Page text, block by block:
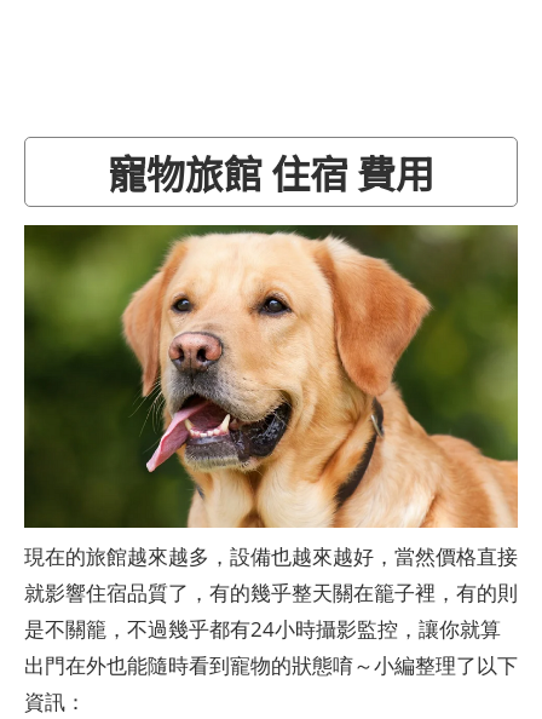
寵物旅館 住宿 費用
現在的旅館越來越多，設備也越來越好，當然價格直接
就影響住宿品質了，有的幾乎整天關在籠子裡，有的則
是不關籠，不過幾乎都有24小時攝影監控，讓你就算
出門在外也能隨時看到寵物的狀態唷～小編整理了以下
資訊：